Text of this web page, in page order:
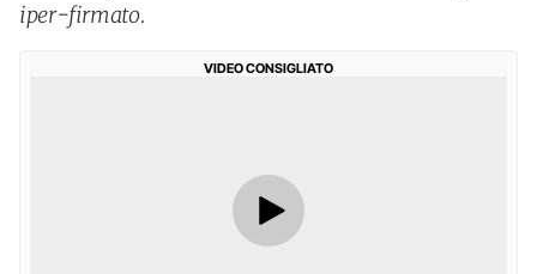
iper-firmato.
VIDEO CONSIGLIATO